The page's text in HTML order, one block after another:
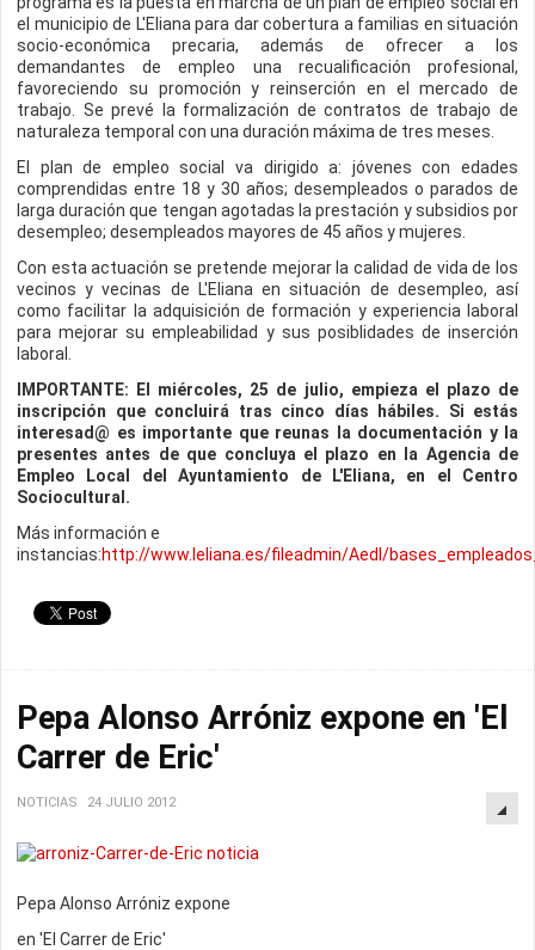
el municipio de L'Eliana para dar cobertura a familias en situación
socio-económica precaria, además de ofrecer a los
demandantes de empleo una recualificación profesional,
favoreciendo su promoción y reinserción en el mercado de
trabajo. Se prevé la formalización de contratos de trabajo de
naturaleza temporal con una duración máxima de tres meses.
El plan de empleo social va dirigido a: jóvenes con edades
comprendidas entre 18 y 30 años; desempleados o parados de
larga duración que tengan agotadas la prestación y subsidios por
desempleo; desempleados mayores de 45 años y mujeres.
Con esta actuación se pretende mejorar la calidad de vida de los
vecinos y vecinas de L'Eliana en situación de desempleo, así
como facilitar la adquisición de formación y experiencia laboral
para mejorar su empleabilidad y sus posiblidades de inserción
laboral.
IMPORTANTE: El miércoles, 25 de julio, empieza el plazo de
inscripción que concluirá tras cinco días hábiles. Si estás
interesad@ es importante que reunas la documentación y la
presentes antes de que concluya el plazo en la Agencia de
Empleo Local del Ayuntamiento de L'Eliana, en el Centro
Sociocultural.
Más información e
instancias:http://www.leliana.es/fileadmin/Aedl/
Pepa Alonso Arróniz expone en 'El
Carrer de Eric'
NOTICIAS 24 JULIO 2012
Pepa Alonso Arróniz expone
en 'El Carrer de Eric'